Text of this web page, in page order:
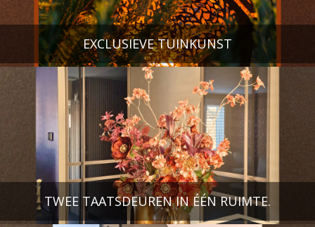
EXCLUSIEVE TUINKUNST
TWEE TAATSDEUREN IN ÉÉN RUIMTE.